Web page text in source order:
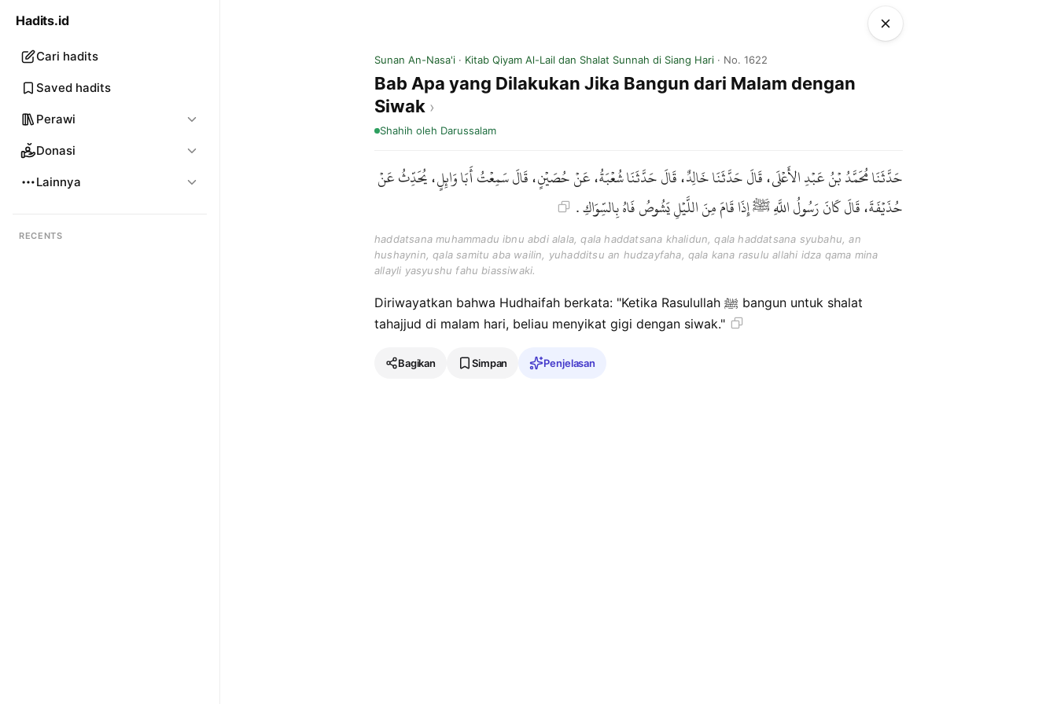
Hadits.id
Cari hadits
Saved hadits
Perawi
Donasi
Lainnya
RECENTS
Sunan An-Nasa'i · Kitab Qiyam Al-Lail dan Shalat Sunnah di Siang Hari · No. 1622
Bab Apa yang Dilakukan Jika Bangun dari Malam dengan
Siwak
Shahih oleh Darussalam
حَدَّثَنَا مُحَمَّدُ بْنُ عَبْدِ الأَعْلَى، قَالَ حَدَّثَنَا خَالِدٌ، قَالَ حَدَّثَنَا شُعْبَةُ، عَنْ حُصَيْنٍ، قَالَ سَمِعْتُ أَبَا وَائِلٍ، يُحَدِّثُ عَنْ
حُذَيْفَةَ، قَالَ كَانَ رَسُولُ اللَّهِ ﷺ إِذَا قَامَ مِنَ اللَّيْلِ يَشُوصُ فَاهُ بِالسِّوَاكِ .
haddatsana muhammadu ibnu abdi alala, qala haddatsana khalidun, qala haddatsana syubahu, an
hushaynin, qala samitu aba wailin, yuhadditsu an hudzayfaha, qala kana rasulu allahi idza qama mina
allayli yasyushu fahu biassiwaki.
Diriwayatkan bahwa Hudhaifah berkata: "Ketika Rasulullah ﷺ bangun untuk shalat
tahajjud di malam hari, beliau menyikat gigi dengan siwak."
Bagikan Simpan Penjelasan